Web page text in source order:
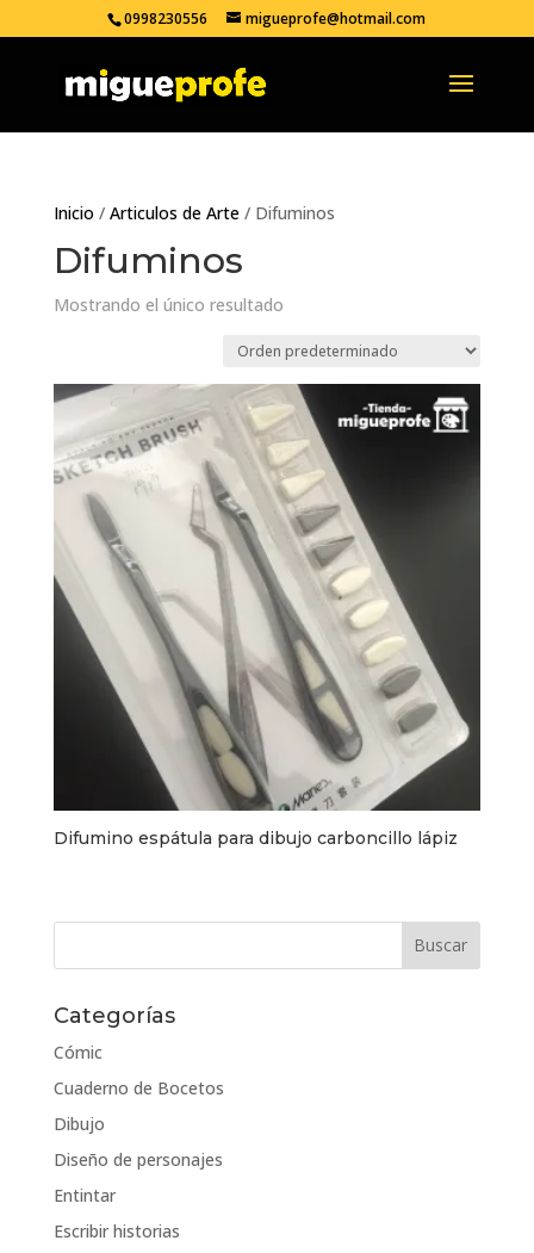
0998230556 migueprofe@hotmail.com
Inicio / Articulos de Arte/ Difuminos
Difuminos
Mostrando el único resultado
Difumino espátula para dibujo carboncillo lápiz
Categorías
Cómic
Cuaderno de Bocetos
Dibujo
Diseño de personajes
Entintar
Escribir historias